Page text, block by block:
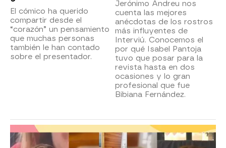
El cómico ha querido
compartir desde el
“corazón” un pensamiento
que muchas personas
también le han contado
sobre el presentador.
Jerónimo Andreu nos
cuenta las mejores
anécdotas de los rostros
más influyentes de
Interviú. Conocemos el
por qué Isabel Pantoja
tuvo que posar para la
revista hasta en dos
ocasiones y lo gran
profesional que fue
Bibiana Fernández.